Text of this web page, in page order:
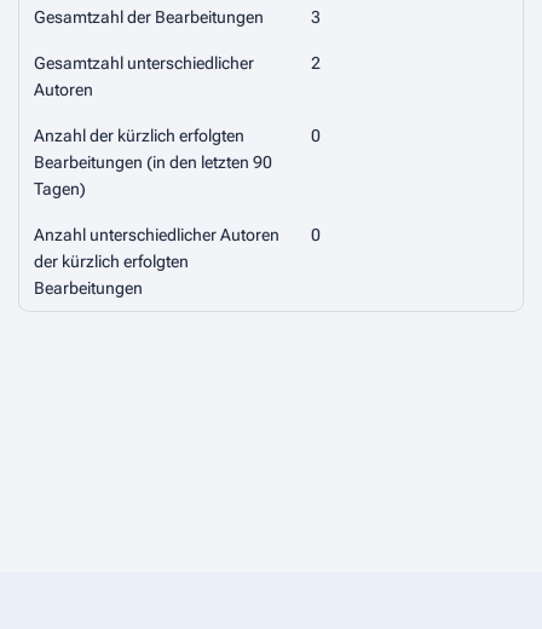
Gesamtzahl der Bearbeitungen 3
Gesamtzahl unterschiedlicher
Autoren
2
Anzahl der kürzlich erfolgten
Bearbeitungen (in den letzten 90
Tagen)
0
Anzahl unterschiedlicher Autoren
der kürzlich erfolgten
Bearbeitungen
0